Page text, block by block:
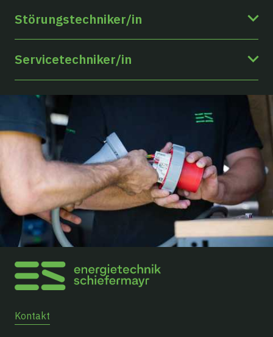
Störungstechniker/in
Servicetechniker/in
Kontakt